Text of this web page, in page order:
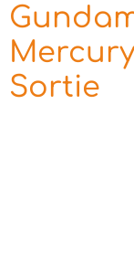
Sortie